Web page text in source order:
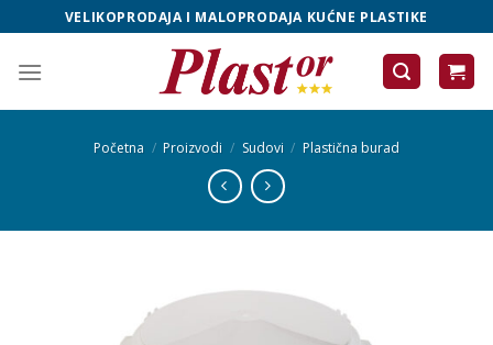
to
content
VELIKOPRODAJA I MALOPRODAJA KUĆNE PLASTIKE
Početna / Proizvodi / Sudovi / Plastična burad